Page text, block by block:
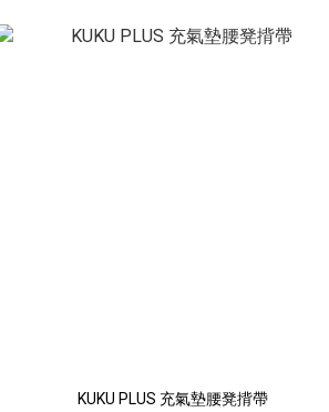
KUKU PLUS 充氣墊腰凳揹帶